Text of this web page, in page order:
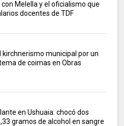
Melella y el oficialismo que
docentes de TDF
kirchnerismo municipal por un
de coimas en Obras
en Ushuaia: chocó dos
gramos de alcohol en sangre